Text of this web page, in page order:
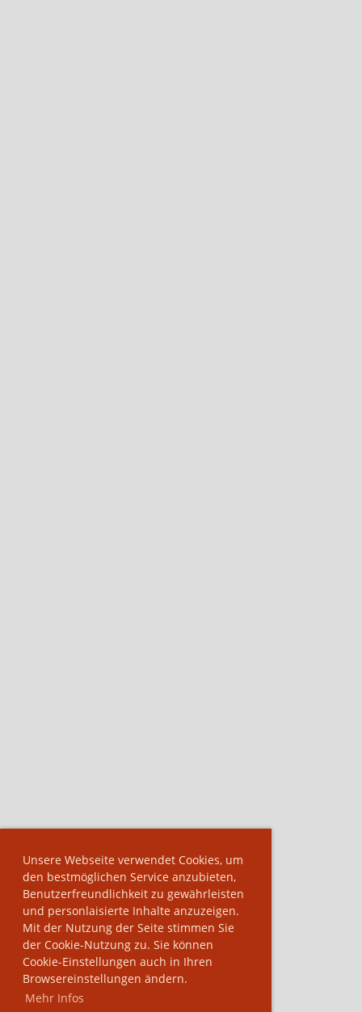
Unsere Webseite verwendet Cookies, um
den bestmöglichen Service anzubieten,
Benutzerfreundlichkeit zu gewährleisten
und personlaisierte Inhalte anzuzeigen.
Mit der Nutzung der Seite stimmen Sie
der Cookie-Nutzung zu. Sie können
Cookie-Einstellungen auch in Ihren
Browsereinstellungen ändern.
Mehr Infos